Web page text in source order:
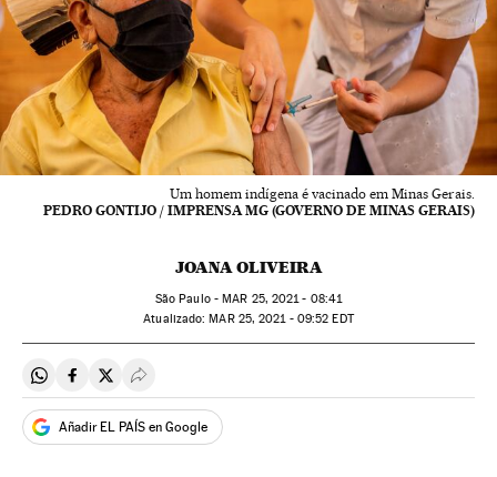
Um homem indígena é vacinado em Minas Gerais.
PEDRO GONTIJO / IMPRENSA MG (GOVERNO DE MINAS GERAIS)
JOANA OLIVEIRA
São Paulo - MAR 25, 2021 - 08:41
atualizado: MAR25, 2021 - 09:52 EDT
Compartir en Whatsapp
Compartir en Facebook
Compartir en Twitter
Desplegar Redes Sociales
Añadir EL PAÍS en Google